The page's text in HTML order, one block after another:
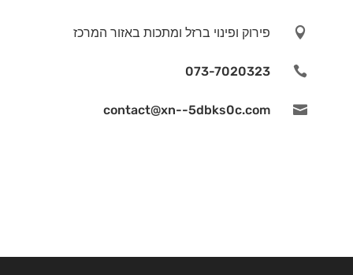
 פירוק ופינוי ברזל ומתכות באזור המרכז

073-7020323

contact@xn--5dbks0c.com